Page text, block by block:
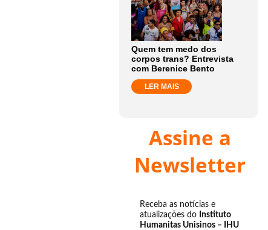
Quem tem medo dos
corpos trans? Entrevista
com Berenice Bento
LER MAIS
Assine a
Newsletter
Receba as notícias e
atualizações do Instituto
Humanitas Unisinos – IHU